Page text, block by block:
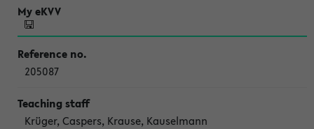
205087
Krüger, Caspers, Krause, Kauselmann